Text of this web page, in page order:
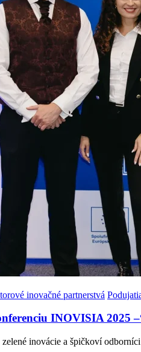
inovačné partnerstvá
INOVISIA 2025
zelené inovácie a špičkoví